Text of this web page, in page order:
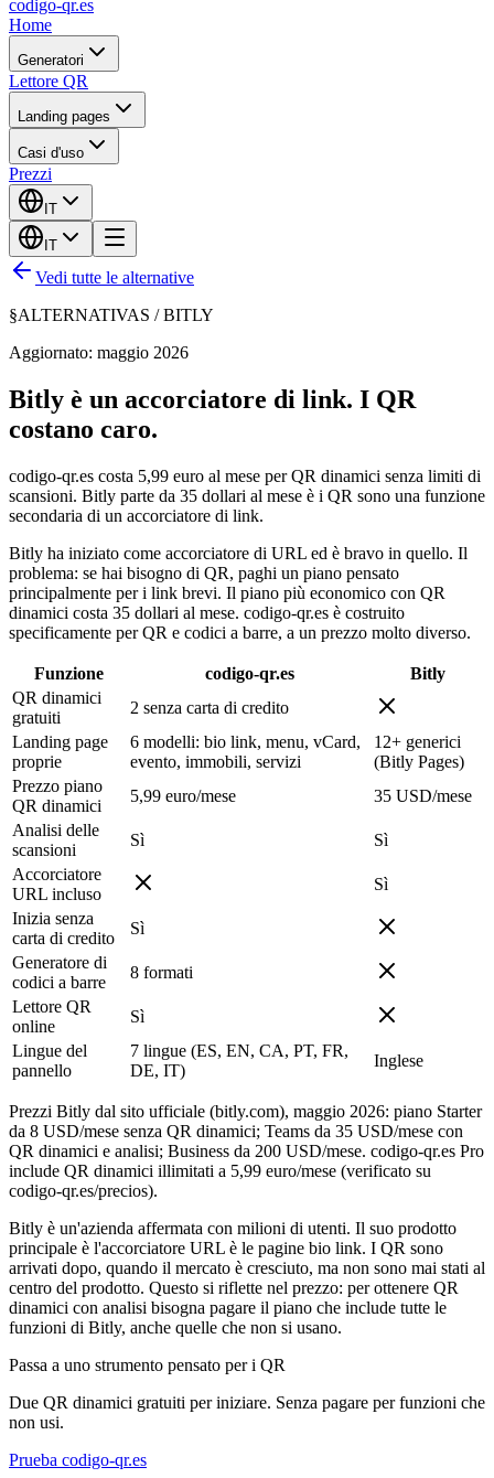
codigo-qr.es
Home
Generatori
Lettore QR
Landing pages
Casi d'uso
Prezzi
IT
IT
Vedi tutte le alternative
§ALTERNATIVAS /BITLY
Aggiornato: maggio 2026
Bitly è un accorciatore di link. I QR
costano caro.
codigo-qr.es costa 5,99 euro al mese per QR dinamici senza limiti di
scansioni. Bitly parte da 35 dollari al mese è i QR sono una funzione
secondaria di un accorciatore di link.
Bitly ha iniziato come accorciatore di URL ed è bravo in quello. Il
problema: se hai bisogno di QR, paghi un piano pensato
principalmente per i link brevi. Il piano più economico con QR
dinamici costa 35 dollari al mese. codigo-qr.es è costruito
specificamente per QR e codici a barre, a un prezzo molto diverso.
Funzione codigo-qr.es
Bitly
QR dinamici
gratuiti
2 senza carta di credito
Landing page
proprie
6 modelli: bio link, menu, vCard,
evento, immobili, servizi
12+ generici
(Bitly Pages)
Prezzo piano
QR dinamici
5,99 euro/mese
35 USD/mese
Analisi delle
scansioni
Sì
Sì
Accorciatore
URL incluso
Sì
Inizia senza
carta di credito
Sì
Generatore di
codici a barre
8 formati
Lettore QR
online
Sì
Lingue del
pannello
7 lingue (ES, EN, CA, PT, FR,
DE, IT)
Inglese
Prezzi Bitly dal sito ufficiale (bitly.com), maggio 2026: piano Starter
da 8 USD/mese senza QR dinamici; Teams da 35 USD/mese con
QR dinamici e analisi; Business da 200 USD/mese. codigo-qr.es Pro
include QR dinamici illimitati a 5,99 euro/mese (verificato su
codigo-qr.es/precios).
Bitly è un'azienda affermata con milioni di utenti. Il suo prodotto
principale è l'accorciatore URL è le pagine bio link. I QR sono
arrivati dopo, quando il mercato è cresciuto, ma non sono mai stati al
centro del prodotto. Questo si riflette nel prezzo: per ottenere QR
dinamici con analisi bisogna pagare il piano che include tutte le
funzioni di Bitly, anche quelle che non si usano.
Passa a uno strumento pensato per i QR
Due QR dinamici gratuiti per iniziare. Senza pagare per funzioni che
non usi.
Prueba codigo-qr.es